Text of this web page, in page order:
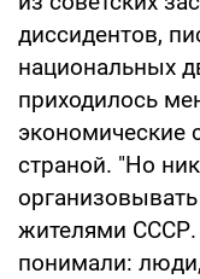
диссидентов,
национальных
приходилось
экономические
страной. "Но
жителями СССР.
понимали: